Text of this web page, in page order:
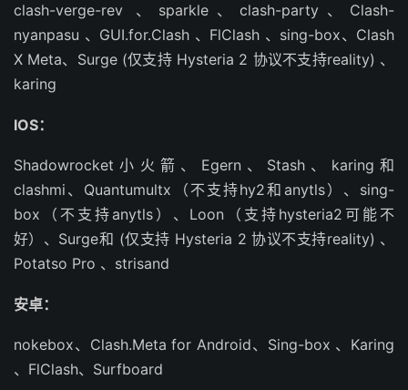
clash-verge-rev 、sparkle、clash-party、Clash-
nyanpasu 、GUI.for.Clash 、FlClash 、sing-box、Clash
X Meta、Surge (仅支持 Hysteria 2 协议不支持reality) 、
karing
IOS：
Shadowrocket小火箭、Egern、Stash、karing和
clashmi、Quantumultx（不支持hy2和anytls）、sing-
box（不支持anytls）、Loon（支持hysteria2可能不
好）、Surge和 (仅支持 Hysteria 2 协议不支持reality) 、
Potatso Pro 、strisand
安卓：
nokebox、Clash.Meta for Android、Sing-box 、Karing
、FlClash、Surfboard